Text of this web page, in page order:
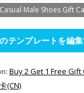
Casual Male Shoes Gift
テンプレートを編
Buy 2 Get 1 Free Gift
(CN)